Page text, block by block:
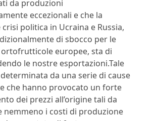
da produzioni
eccezionali e che la
politica in Ucraina e Russia,
di sbocco per le
europee, sta di
le nostre esportazioni.Tale
da una serie di cause
che hanno provocato un forte
dei prezzi all’origine tali da
nemmeno i costi di produzione